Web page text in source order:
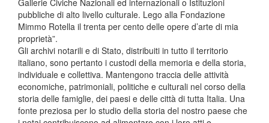
Gallerie Civiche Nazionali ed internazionali o Istituzioni
pubbliche di alto livello culturale. Lego alla Fondazione
Mimmo Rotella il trenta per cento delle opere d’arte di mia
proprietà”.
Gli archivi notarili e di Stato, distribuiti in tutto il territorio
italiano, sono pertanto i custodi della memoria e della storia,
individuale e collettiva. Mantengono traccia delle attività
economiche, patrimoniali, politiche e culturali nel corso della
storia delle famiglie, dei paesi e delle città di tutta Italia. Una
fonte preziosa per lo studio della storia del nostro paese che